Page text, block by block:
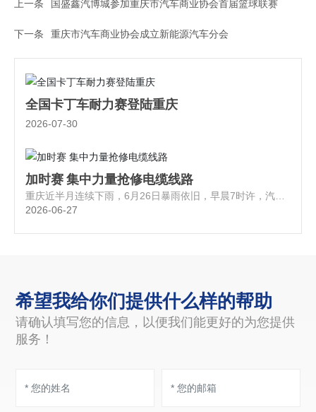
上一条 国盛鑫汽博城参加重庆市汽车商业协会首届篮球联赛
下一条 重庆市汽车商业协会成立新能源汽车分会
全国卡丁车耐力赛登陆重庆
2026-07-30
加时赛 集中力量抢修电缆线路
重庆近半月连续下雨，6月26日暴雨依旧，早晨7时许，汽博
城内突然停电！生病还在家休息的工程部经理陈明，二话不
2026-06-27
希望我给你们提供什么样的帮助
请确认填写您的信息，以便我们能更好的为您提供
服务！